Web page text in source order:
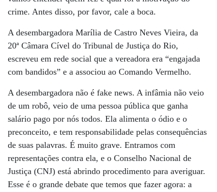
crime. Antes disso, por favor, cale a boca.
A desembargadora Marília de Castro Neves Vieira, da
20ª Câmara Cível do Tribunal de Justiça do Rio,
escreveu em rede social que a vereadora era “engajada
com bandidos” e a associou ao Comando Vermelho.
A desembargadora não é fake news. A infâmia não veio
de um robô, veio de uma pessoa pública que ganha
salário pago por nós todos. Ela alimenta o ódio e o
preconceito, e tem responsabilidade pelas consequências
de suas palavras. É muito grave. Entramos com
representações contra ela, e o Conselho Nacional de
Justiça (CNJ) está abrindo procedimento para averiguar.
Esse é o grande debate que temos que fazer agora: a